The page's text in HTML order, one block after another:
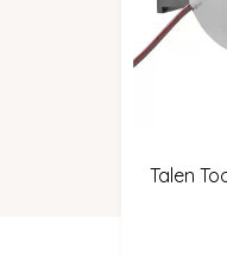
Talen